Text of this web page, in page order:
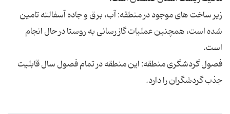
زیر ساخت های موجود در منطقه: آب، برق و جاده آسفالته تامین
شده است، همچنین عملیات گاز رسانی به روستا در حال انجام
فصول گردشگری منطقه: این منطقه در تمام فصول سال قابلیت
جذب گردشگران را دارد.